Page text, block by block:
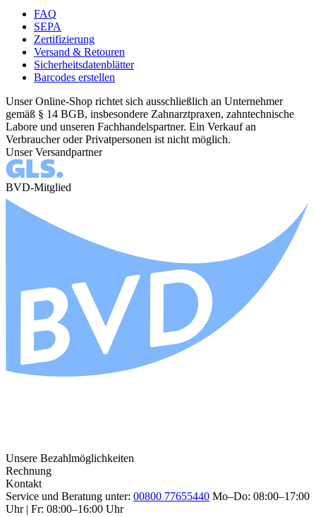
FAQ
SEPA
Zertifizierung
Versand & Retouren
Sicherheitsdatenblätter
Barcodes erstellen
Unser Online-Shop richtet sich ausschließlich an Unternehmer
gemäß § 14 BGB, insbesondere Zahnarztpraxen, zahntechnische
Labore und unseren Fachhandelspartner. Ein Verkauf an
Verbraucher oder Privatpersonen ist nicht möglich.
Unser Versandpartner
BVD-Mitglied
Unsere Bezahlmöglichkeiten
Rechnung
Kontakt
Service und Beratung unter: 00800 77655440 Mo–Do: 08:00–17:00
Uhr | Fr: 08:00–16:00 Uhr